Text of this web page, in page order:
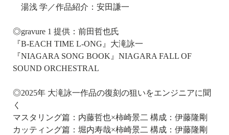
湯浅 学／作品紹介：安田謙一
◎gravure 1 提供：前田哲也氏
『B-EACH TIME L-ONG』大滝詠一
『NIAGARA SONG BOOK』NIAGARA FALL OF
SOUND ORCHESTRAL
◎2025年 大滝詠一作品の復刻の狙いをエンジニアに聞
く
マスタリング篇：内藤哲也×柿崎景二 構成：伊藤隆剛
カッティング篇：堀内寿哉×柿崎景二 構成：伊藤隆剛